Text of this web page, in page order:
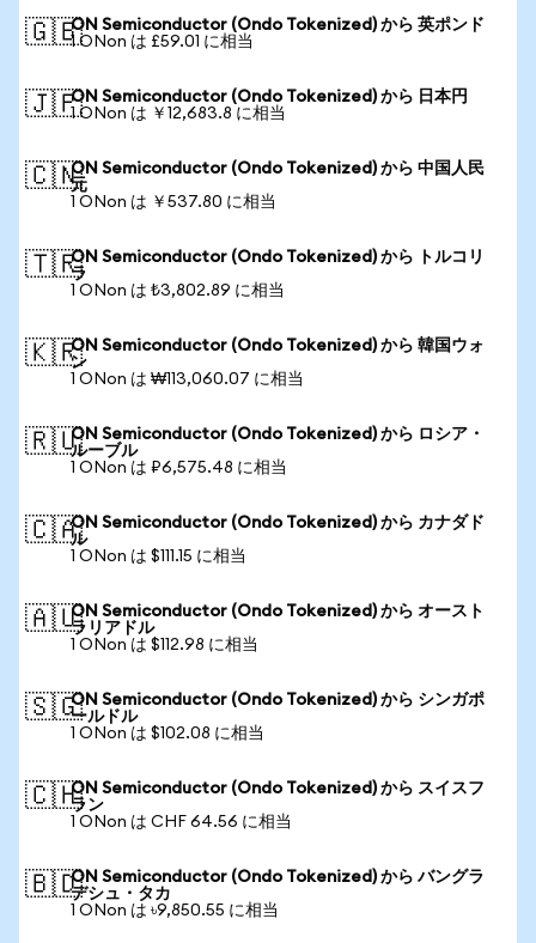
🇬🇧ON Semiconductor (Ondo Tokenized) から 英ポンド
1 ONon は £59.01 に相当
🇯🇵ON Semiconductor (Ondo Tokenized) から 日本円
1 ONon は ￥12,683.8 に相当
🇨🇳ON Semiconductor (Ondo Tokenized) から 中国人民
元
1 ONon は ￥537.80 に相当
🇹🇷ON Semiconductor (Ondo Tokenized) から トルコリ
ラ
1 ONon は ₺3,802.89 に相当
🇰🇷ON Semiconductor (Ondo Tokenized) から 韓国ウォ
ン
1 ONon は ₩113,060.07 に相当
🇷🇺ON Semiconductor (Ondo Tokenized) から ロシア・
ルーブル
1 ONon は ₽6,575.48 に相当
🇨🇦ON Semiconductor (Ondo Tokenized) から カナダド
ル
1 ONon は $111.15 に相当
🇦🇺ON Semiconductor (Ondo Tokenized) から オースト
ラリアドル
1 ONon は $112.98 に相当
🇸🇬ON Semiconductor (Ondo Tokenized) から シンガポ
ールドル
1 ONon は $102.08 に相当
🇨🇭ON Semiconductor (Ondo Tokenized) から スイスフ
ラン
1 ONon は CHF 64.56 に相当
🇧🇩ON Semiconductor (Ondo Tokenized) から バングラ
デシュ・タカ
1 ONon は ৳9,850.55 に相当